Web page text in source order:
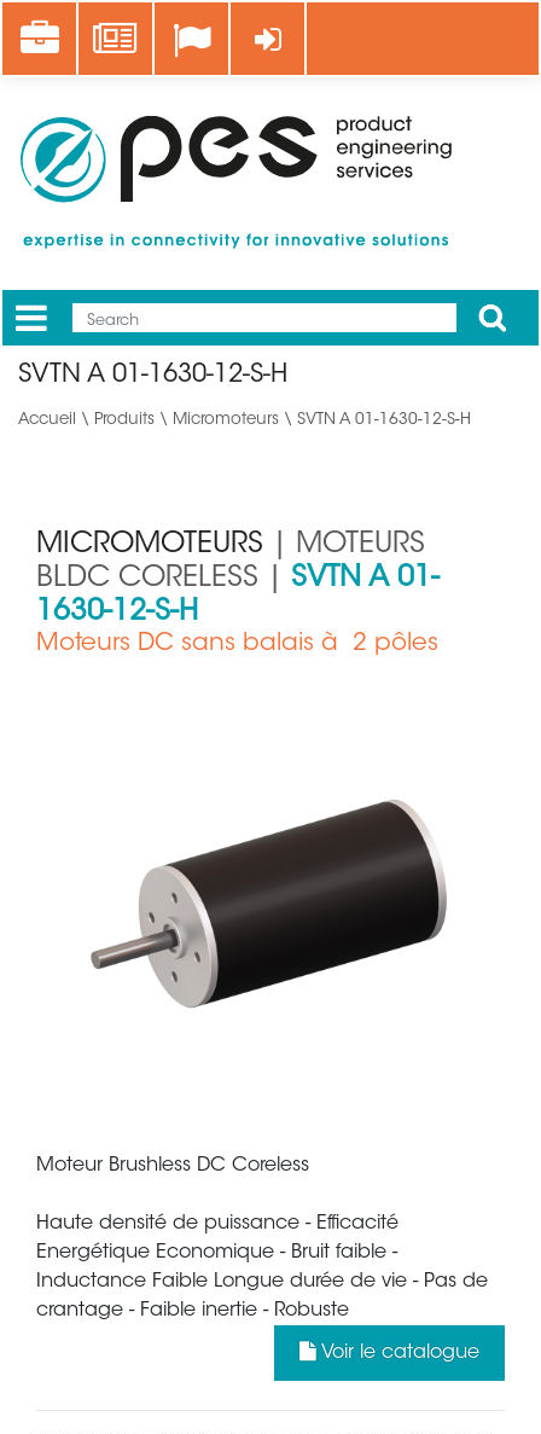
au
contenu
Career News Se connecter
Mobile
Main
Apply
SVTN A 01-1630-12-S-H
Accueil \ Produits \ Micromoteurs \ SVTN A 01-1630-12-S-H
MICROMOTEURS | MOTEURS
BLDC CORELESS | SVTN A 01-
1630-12-S-H
Moteurs DC sans balais à 2 pôles
Moteur Brushless DC Coreless
Haute densité de puissance - Efficacité
Energétique Economique - Bruit faible -
Inductance Faible Longue durée de vie - Pas de
crantage - Faible inertie - Robuste
Voir le catalogue